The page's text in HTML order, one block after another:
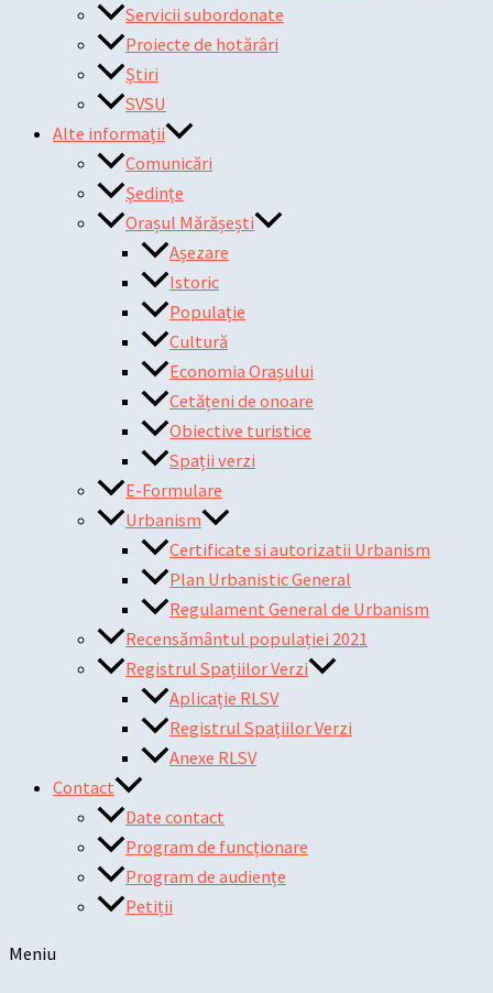
Servicii subordonate
Proiecte de hotărâri
Știri
SVSU
Alte informații
Comunicări
Ședințe
Orașul Mărășești
Așezare
Istoric
Populație
Cultură
Economia Orașului
Cetățeni de onoare
Obiective turistice
Spații verzi
E-Formulare
Urbanism
Certificate si autorizatii Urbanism
Plan Urbanistic General
Regulament General de Urbanism
Recensământul populației 2021
Registrul Spațiilor Verzi
Aplicație RLSV
Registrul Spațiilor Verzi
Anexe RLSV
Contact
Date contact
Program de funcționare
Program de audiențe
Petiții
Meniu